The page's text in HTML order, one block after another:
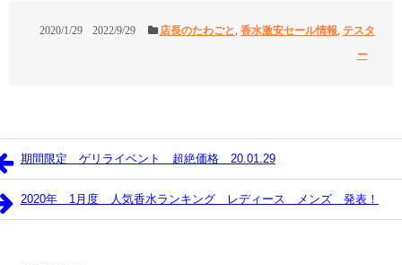
2020/1/29 2022/9/29 店長のたわごと, 香水激安セール情報, テスタ
ー
期間限定 ゲリライベント 超絶価格 20.01.29
2020年 1月度 人気香水ランキング レディース メンズ 発表！